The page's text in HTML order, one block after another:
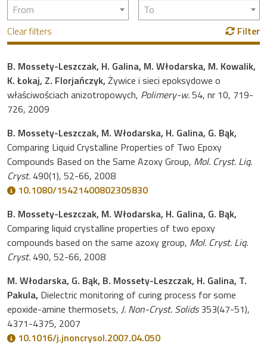
From
To
Filter
Clear filters
B. Mossety-Leszczak, H. Galina, M. Włodarska, M. Kowalik,
K. Łokaj, Z. Florjańczyk, Żywice i sieci epoksydowe o
właściwościach anizotropowych, Polimery-w.54, nr 10, 719-
726, 2009
B. Mossety-Leszczak, M. Włodarska, H. Galina, G. Bąk,
Comparing Liquid Crystalline Properties of Two Epoxy
Compounds Based on the Same Azoxy Group, Mol. Cryst. Liq.
Cryst. 490(1), 52-66, 2008
10.1080/15421400802305830
B. Mossety-Leszczak, M. Włodarska, H. Galina, G. Bąk,
Comparing liquid crystalline properties of two epoxy
compounds based on the same azoxy group, Mol. Cryst. Liq.
Cryst. 490, 52-66, 2008
M. Włodarska, G. Bąk, B. Mossety-Leszczak, H. Galina, T.
Pakula, Dielectric monitoring of curing process for some
epoxide-amine thermosets, J. Non-Cryst. Solids353(47-51),
4371-4375, 2007
10.1016/j.jnoncrysol.2007.04.050